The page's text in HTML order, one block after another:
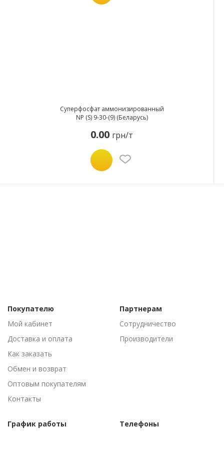
Суперфосфат аммонизированный
NP (S) 9-30-(9) (Беларусь)
0.00 грн/т
Покупателю
Мой кабинет
Доставка и оплата
Как заказать
Обмен и возврат
Оптовым покупателям
Контакты
Партнерам
Сотрудничество
Производители
График работы
Телефоны